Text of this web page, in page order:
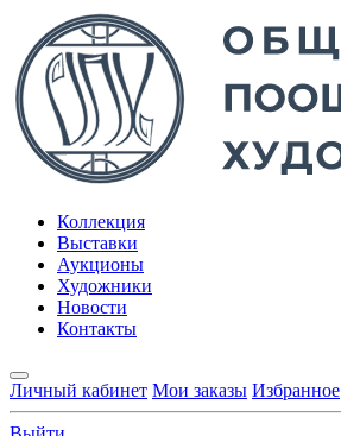
Коллекция
Выставки
Аукционы
Художники
Новости
Контакты
Личный кабинет Мои заказы Избранное